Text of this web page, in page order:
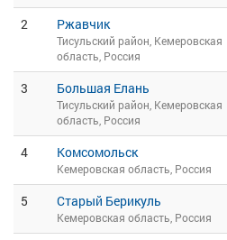
2 Ржавчик
Тисульский район, Кемеровская
область, Россия
3 Большая Елань
Тисульский район, Кемеровская
область, Россия
4 Комсомольск
Кемеровская область, Россия
5 Старый Берикуль
Кемеровская область, Россия